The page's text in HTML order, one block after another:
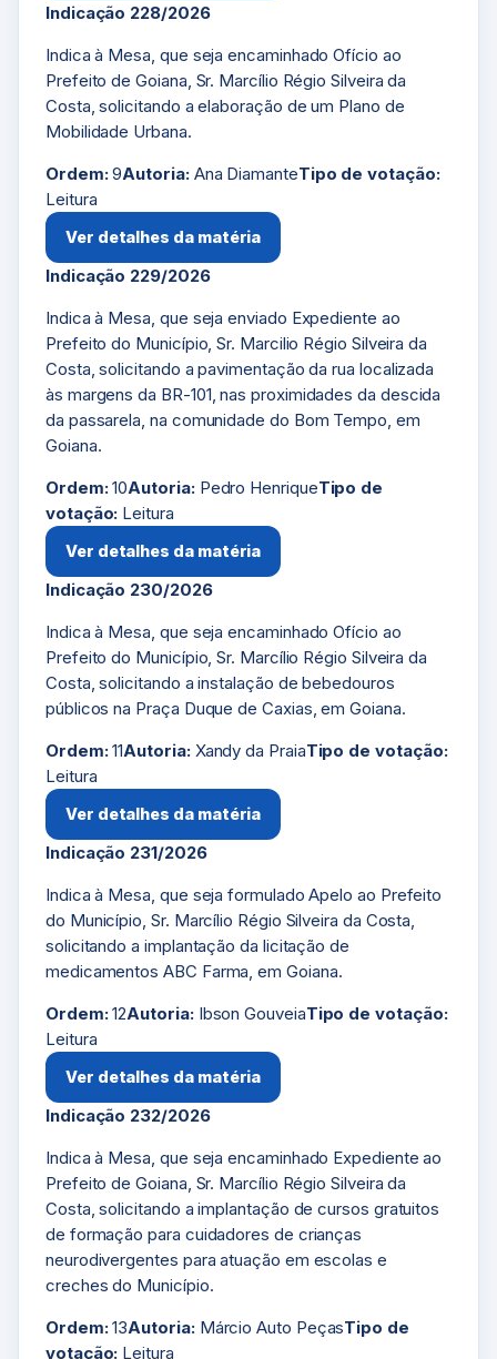
Indicação 228/2026
Indica à Mesa, que seja encaminhado Ofício ao
Prefeito de Goiana, Sr. Marcílio Régio Silveira da
Costa, solicitando a elaboração de um Plano de
Mobilidade Urbana.
Ordem:9Autoria:Ana DiamanteTipo de votação:
Leitura
Ver detalhes da matéria
Indicação 229/2026
Indica à Mesa, que seja enviado Expediente ao
Prefeito do Município, Sr. Marcilio Régio Silveira da
Costa, solicitando a pavimentação da rua localizada
às margens da BR-101, nas proximidades da descida
da passarela, na comunidade do Bom Tempo, em
Goiana.
Ordem:10Autoria:Pedro HenriqueTipo de
votação: Leitura
Ver detalhes da matéria
Indicação 230/2026
Indica à Mesa, que seja encaminhado Ofício ao
Prefeito do Município, Sr. Marcílio Régio Silveira da
Costa, solicitando a instalação de bebedouros
públicos na Praça Duque de Caxias, em Goiana.
Ordem:11Autoria:Xandy da PraiaTipo de votação:
Leitura
Ver detalhes da matéria
Indicação 231/2026
Indica à Mesa, que seja formulado Apelo ao Prefeito
do Município, Sr. Marcílio Régio Silveira da Costa,
solicitando a implantação da licitação de
medicamentos ABC Farma, em Goiana.
Ordem:12Autoria:Ibson GouveiaTipo de votação:
Leitura
Ver detalhes da matéria
Indicação 232/2026
Indica à Mesa, que seja encaminhado Expediente ao
Prefeito de Goiana, Sr. Marcílio Régio Silveira da
Costa, solicitando a implantação de cursos gratuitos
de formação para cuidadores de crianças
neurodivergentes para atuação em escolas e
creches do Município.
Ordem:13Autoria:Márcio Auto PeçasTipo de
votação: Leitura